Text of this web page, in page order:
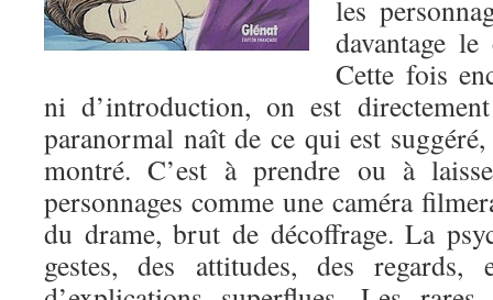
les
davantage
Cette fois
ni d’introduction, on est
paranormal naît de ce qui est
montré. C’est à prendre ou à
personnages comme une caméra
du drame, brut de décoffrage. La
gestes, des attitudes, des